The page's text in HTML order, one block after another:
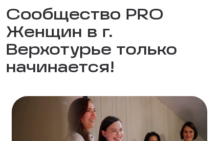
Сообщество PRO
Женщин в г.
Верхотурье только
начинается!